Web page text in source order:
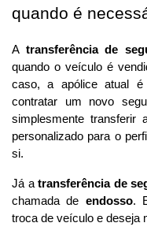
quando é
A transferência de
quando o veículo é
caso, a apólice atual
contratar um novo
simplesmente
personalizado para o
si.
Já a transferência de
chamada de endosso.
troca de veículo e deseja